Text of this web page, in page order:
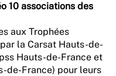
10 associations des
aux Trophées
la Carsat Hauts-de-
Hauts-de-France et
de-France) pour leurs